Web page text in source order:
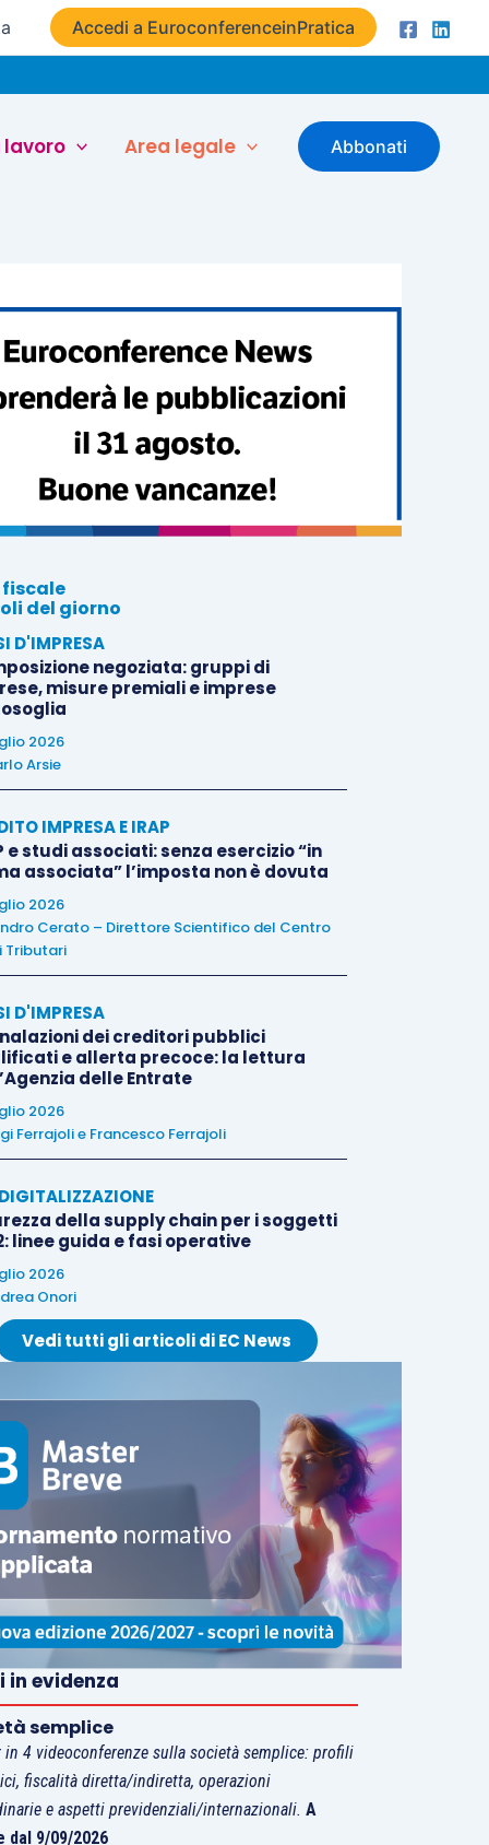
Accedi a EuroconferenceinPratica
lavoro Area legale Abbonati
del giorno
D'IMPRESA
negoziata: gruppi di
misure premiali e imprese
2026
Arsie
IMPRESA E IRAP
e studi associati: senza esercizio “in
associata” l’imposta non è dovuta
2026
Cerato – Direttore Scientifico del Centro
Tributari
D'IMPRESA
dei creditori pubblici
e allerta precoce: la lettura
delle Entrate
2026
Ferrajolie Francesco Ferrajoli
della supply chain per i soggetti
linee guida e fasi operative
2026
Onori
Vedi tutti gli articoli di EC News
in evidenza
semplice
in 4 videoconferenze sulla società semplice: profili
fiscalità diretta/indiretta, operazioni
e aspetti previdenziali/internazionali.A
dal 9/09/2026